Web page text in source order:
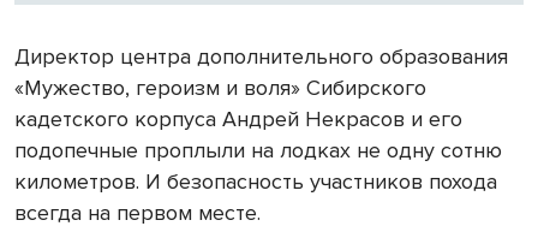
Директор центра дополнительного образования
«Мужество, героизм и воля» Сибирского
кадетского корпуса Андрей Некрасов и его
подопечные проплыли на лодках не одну сотню
километров. И безопасность участников похода
всегда на первом месте.